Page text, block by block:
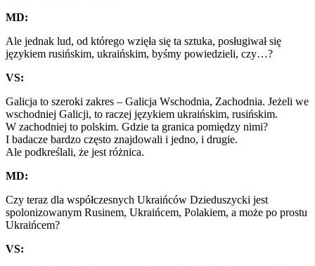
MD:
Ale jednak lud, od którego wzięła się ta sztuka, posługiwał się
językiem rusińskim, ukraińskim, byśmy powiedzieli, czy…?
VS:
Galicja to szeroki zakres – Galicja Wschodnia, Zachodnia. Jeżeli we
wschodniej Galicji, to raczej językiem ukraińskim, rusińskim.
W zachodniej to polskim. Gdzie ta granica pomiędzy nimi?
I badacze bardzo często znajdowali i jedno, i drugie.
Ale podkreślali, że jest różnica.
MD:
Czy teraz dla współczesnych Ukraińców Dzieduszycki jest
spolonizowanym Rusinem, Ukraińcem, Polakiem, a może po prostu
Ukraińcem?
VS: